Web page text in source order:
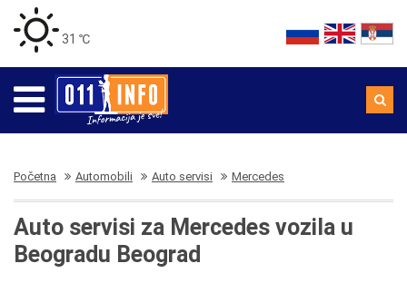
31 ℃
Početna Automobili Auto servisi Mercedes
Auto servisi za Mercedes vozila u
Beogradu Beograd